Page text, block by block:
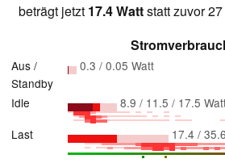
beträgt jetzt 17.4 Wattstatt zuvor 27
Aus /
Standby
0.3 / 0.05 Watt
Idle
8.9 / 11.5 / 17.5
Last
17.4 /